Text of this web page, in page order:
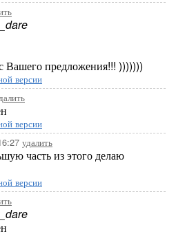
Вашего предложения!!! )))))))
версии
версии
удалить
часть из этого делаю
версии